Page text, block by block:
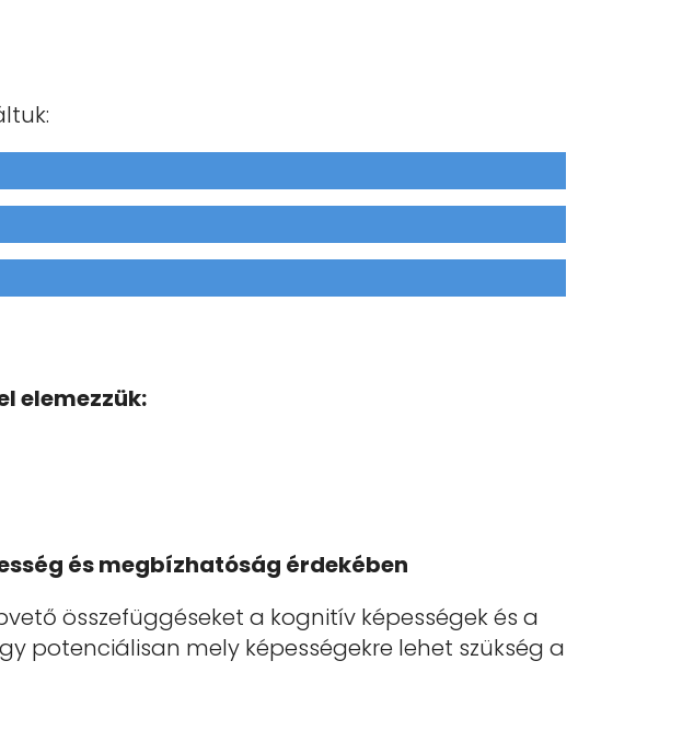
elemezzük:
és megbízhatóság érdekében
összefüggéseket a kognitív képességek és a
potenciálisan mely képességekre lehet szükség a